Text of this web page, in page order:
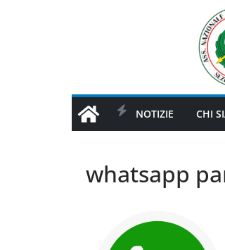
NOTIZIE CHI
whatsapp